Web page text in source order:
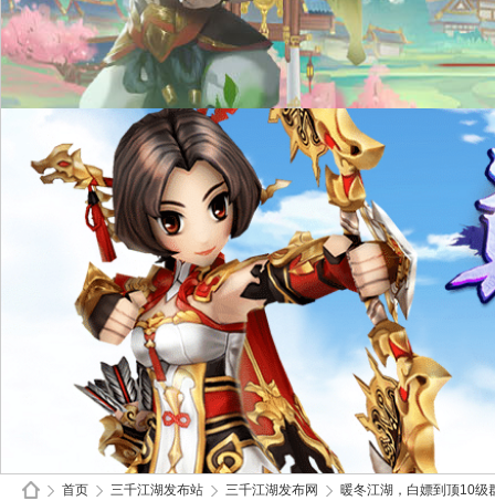
首页 三千江湖发布站 三千江湖发布网 暖冬江湖，白嫖到顶10级